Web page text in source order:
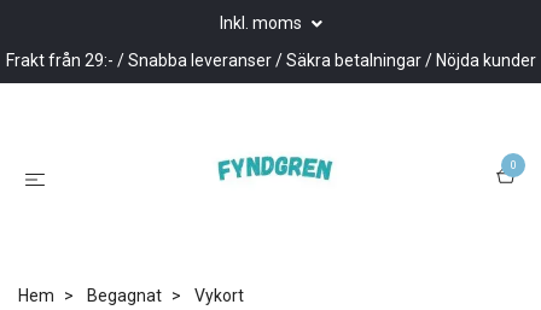
Inkl. moms
Frakt från 29:- / Snabba leveranser / Säkra betalningar / Nöjda kunder
0
Hem Begagnat
Vykort